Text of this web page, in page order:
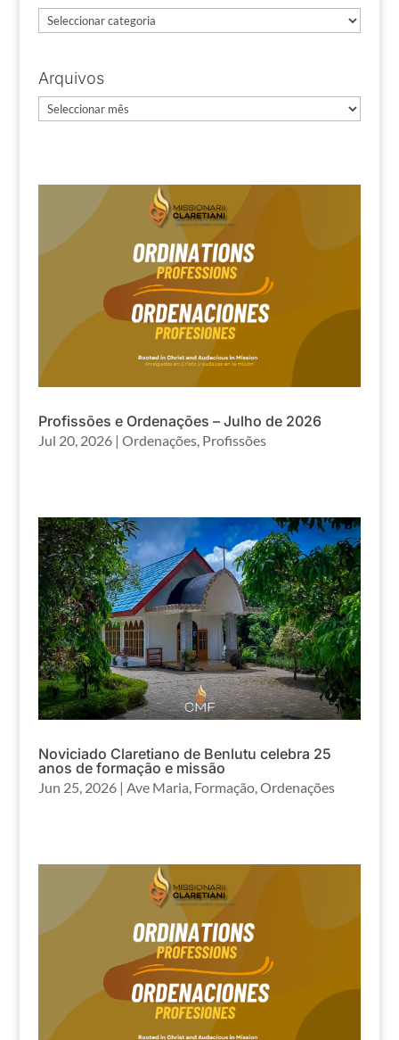
Categorias
Arquivos
Arquivos
Profissões e Ordenações – Julho de 2026
Jul 20, 2026| Ordenações, Profissões
Noviciado Claretiano de Benlutu celebra 25
anos de formação e missão
Jun 25, 2026| Ave Maria, Formação,Ordenações